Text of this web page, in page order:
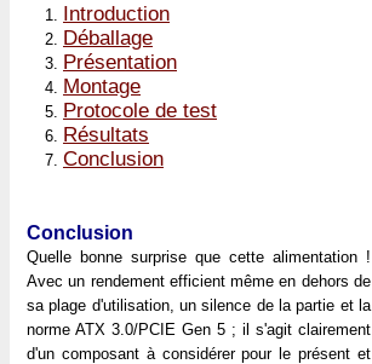
Introduction
Déballage
Présentation
Montage
Protocole de test
Résultats
Conclusion
Conclusion
Quelle bonne surprise que cette alimentation !
Avec un rendement efficient même en dehors de
sa plage d'utilisation, un silence de la partie et la
norme ATX 3.0/PCIE Gen 5 ; il s'agit clairement
d'un composant à considérer pour le présent et